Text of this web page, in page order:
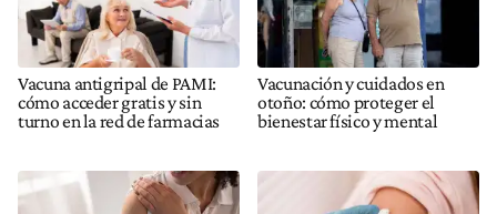
Vacuna antigripal de PAMI:
cómo acceder gratis y sin
turno en la red de farmacias
Vacunación y cuidados en
otoño: cómo proteger el
bienestar físico y mental